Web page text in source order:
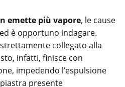
emette più vapore, le cause
è opportuno indagare.
collegato alla
infatti, finisce con
impedendo l’espulsione
presente